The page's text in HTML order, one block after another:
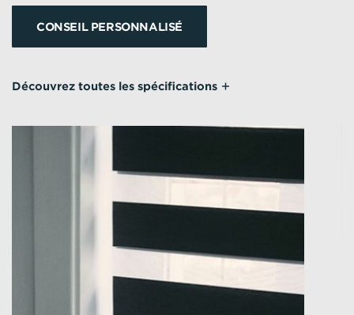
CONSEIL PERSONNALISÉ
Découvrez toutes les spécifications